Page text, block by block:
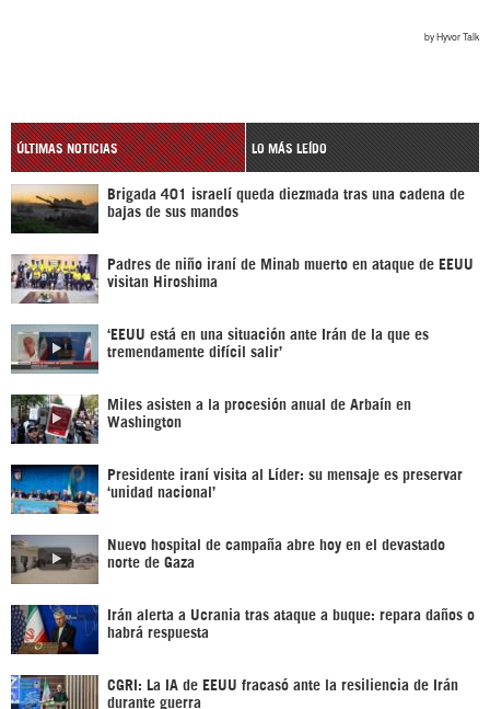
ÚLTIMAS NOTICIAS LO MÁS LEÍDO
Brigada 401 israelí queda diezmada tras una cadena de
bajas de sus mandos
Padres de niño iraní de Minab muerto en ataque de EEUU
visitan Hiroshima
‘EEUU está en una situación ante Irán de la que es
tremendamente difícil salir’
Miles asisten a la procesión anual de Arbaín en
Washington
Presidente iraní visita al Líder: su mensaje es preservar
‘unidad nacional’
Nuevo hospital de campaña abre hoy en el devastado
norte de Gaza
Irán alerta a Ucrania tras ataque a buque: repara daños o
habrá respuesta
CGRI: La IA de EEUU fracasó ante la resiliencia de Irán
durante guerra